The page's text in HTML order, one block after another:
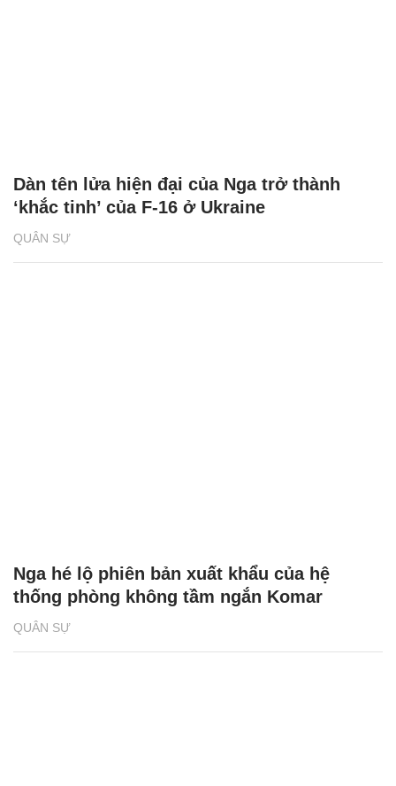
QUÂN SỰ
Dàn tên lửa hiện đại của Nga trở thành
‘khắc tinh’ của F-16 ở Ukraine
QUÂN SỰ
Nga hé lộ phiên bản xuất khẩu của hệ
thống phòng không tầm ngắn Komar